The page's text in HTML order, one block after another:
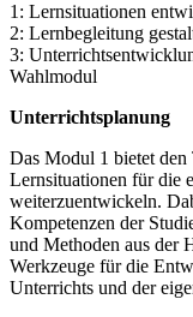
1: Lernsituationen
2: Lernbegleitung
3:
Wahlmodul
Unterrichtsplanung
Das Modul 1 bietet den
Lernsituationen für die
weiterzuentwickeln.
Kompetenzen der
und Methoden aus der
Werkzeuge für die
Unterrichts und der